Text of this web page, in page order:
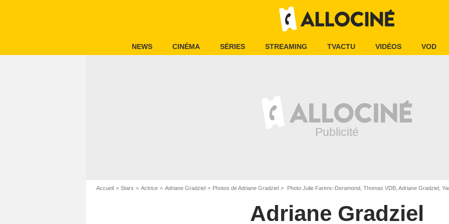
NEWS CINÉMA SÉRIES STREAMING TVACTU VIDÉOS VOD
Accueil Stars Actrice Adriane Gradziel Photos de Adriane Gradziel Photo Julie Farenc-Deramond, Thomas VDB, Adriane Gradziel,
Adriane Gradziel